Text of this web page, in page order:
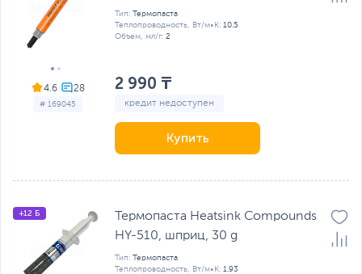
4.6
# 169045
Тип: Термопаста
Теплопроводность, Вт/м•К: 10.5
Объем, мл/г: 2
2 990 ₸
кредит недоступен
Купить
+12 Б
Термопаста Heatsink Compounds
HY-510, шприц, 30 g
Тип: Термопаста
Теплопроводность, Вт/м•К: 1.93